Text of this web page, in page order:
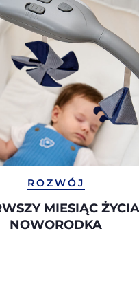
ROZWÓJ
MIESIĄC ŻYCIA
NOWORODKA